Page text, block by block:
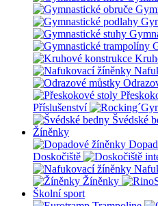
Příslušenství
Švédské
Žíněnky
Doskočiště
Žíněnky
Školní sport